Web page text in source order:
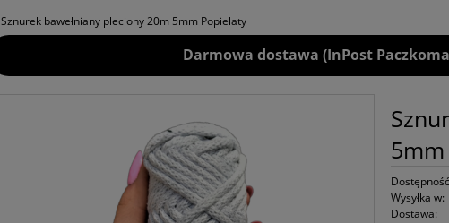
Sznurek bawełniany pleciony 20m 5mm Popielaty
Darmowa dostawa (InPost
Wysyłka w:
Dostawa: